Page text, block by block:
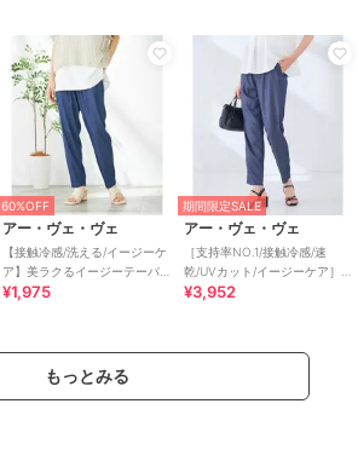
60%OFF
アー・ヴェ・ヴェ
【接触冷感/洗える/イージーケ
ア】美ラクるイージーテーパ
ードパンツ
¥1,975
期間限定SALE
アー・ヴェ・ヴェ
［支持率NO.1/接触冷感/速
乾/UVカット/イージーケア］
イージーテーパードパンツ
¥3,952
もっとみる